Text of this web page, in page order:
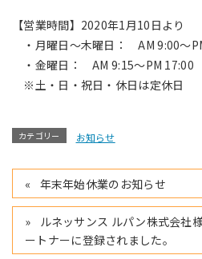
【営業時間】2020年1月10日より
・月曜日～木曜日： AM 9:00～
・金曜日： AM 9:15～PM 17:00
※土・日・祝日・休日は定休日
カテゴリー お知らせ
年末年始休業のお知らせ
ルネッサンス ルパン株式会社
ートナーに登録されました。